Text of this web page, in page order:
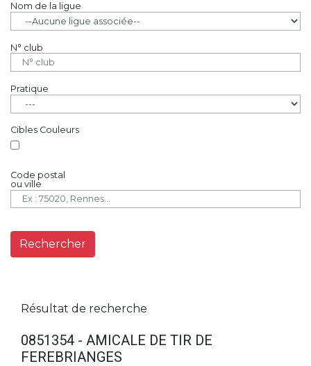
Nom de la ligue
N° club
Pratique
Cibles Couleurs
Code postal
ou ville
Rechercher
Résultat de recherche
0851354 - AMICALE DE TIR DE
FEREBRIANGES